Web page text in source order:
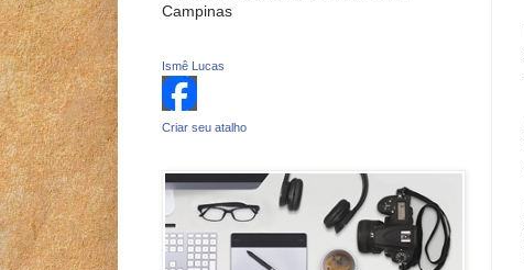
Campinas
Ismê Lucas
Criar seu atalho